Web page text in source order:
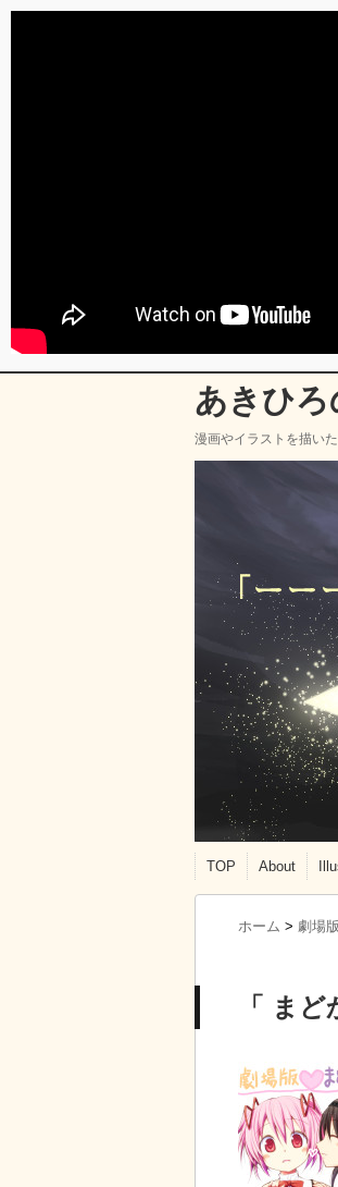
あきひろ
漫画やイラストを描い
TOP About
ホーム > 劇場版
「 ま